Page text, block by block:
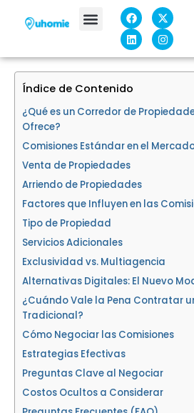
F
a
c
e
b
o
o
k
X
-
t
w
i
t
t
L
i
n
k
e
d
i
n
I
n
s
t
a
g
r
Índice de Contenido
¿Qué es un Corredor de
Ofrece?
Comisiones Estándar en el
Venta de Propiedades
Arriendo de Propiedades
Factores que Influyen en las
Tipo de Propiedad
Servicios Adicionales
Exclusividad vs. Multiagencia
Alternativas Digitales: El Nuevo
¿Cuándo Vale la Pena Contratar
Tradicional?
Cómo Negociar las Comisiones
Estrategias Efectivas
Preguntas Clave al Negociar
Costos Ocultos a Considerar